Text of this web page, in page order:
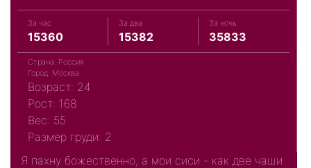
За час
15360
За два
15382
За ночь
35833
Страна: Россия
Город: Москва
Возраст: 24
Рост: 168
Вес: 55
Размер груди: 2
Я пахну божественно, а мои сиси - как две чаши